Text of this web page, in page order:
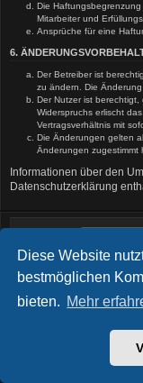
Diese Website
bestmöglichen
bieten. Mehr
Die
Mitarbeiter und
Ansprüche für eine
6.
Der Betreiber ist
zu ändern. Die Änderung
Der Nutzer ist
Widerspruchs erlischt
Vertragsverhältnis mit
Die Änderungen gelten
Änderungen zugestimmt
Informationen über den
Datenschutzerklärung
Startseite Foren-Übersicht
® Forum
Deutsche Übersetzung durch